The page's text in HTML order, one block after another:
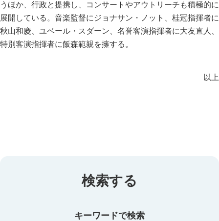
うほか、行政と提携し、コンサートやアウトリーチも積極的に
展開している。音楽監督にジョナサン・ノット、桂冠指揮者に
秋山和慶、ユベール・スダーン、名誉客演指揮者に大友直人、
特別客演指揮者に飯森範親を擁する。
以上
検索する
キーワードで検索